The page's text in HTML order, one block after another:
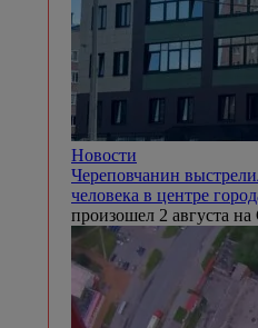
Новости
Череповчанин
человека в центре
произошел 2 августа